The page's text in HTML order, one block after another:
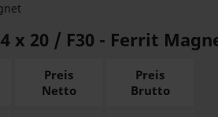
x 20 / F30 - Ferrit
Preis
Netto
Preis
Brutto